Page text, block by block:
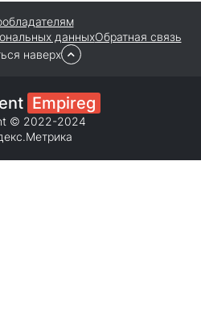
данныхОбратная связь
наверх
Empireg
© 2022-2024